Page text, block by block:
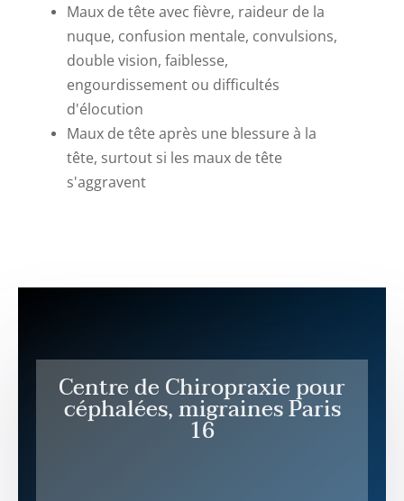
Maux de tête avec fièvre, raideur de la
nuque, confusion mentale, convulsions,
double vision, faiblesse,
engourdissement ou difficultés
d'élocution
Maux de tête après une blessure à la
tête, surtout si les maux de tête
s'aggravent
Centre de Chiropraxie pour
céphalées, migraines Paris
16